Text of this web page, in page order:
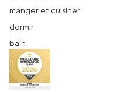
manger et cuisiner
dormir
bain